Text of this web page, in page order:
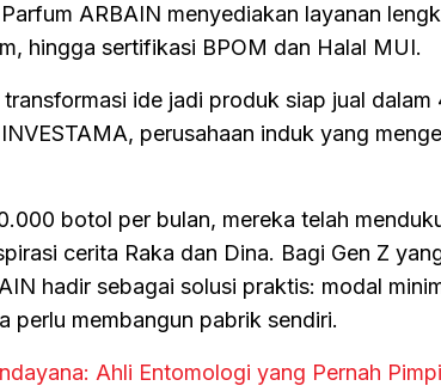
ARBAIN menyediakan layanan
hingga sertifikasi BPOM dan Halal MUI.
ide jadi produk siap jual
perusahaan induk yang
botol per bulan, mereka telah
cerita Raka dan Dina. Bagi Gen Z
hadir sebagai solusi praktis: modal
perlu membangun pabrik sendiri.
Ahli Entomologi yang Pernah